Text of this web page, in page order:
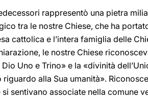
rappresentò una pietra
tra le nostre Chiese, che ha
cattolica e l’intera famiglia delle
le nostre Chiese
Uno e Trino» e la «divinità
alla Sua umanità».
sentivano associate nella comune